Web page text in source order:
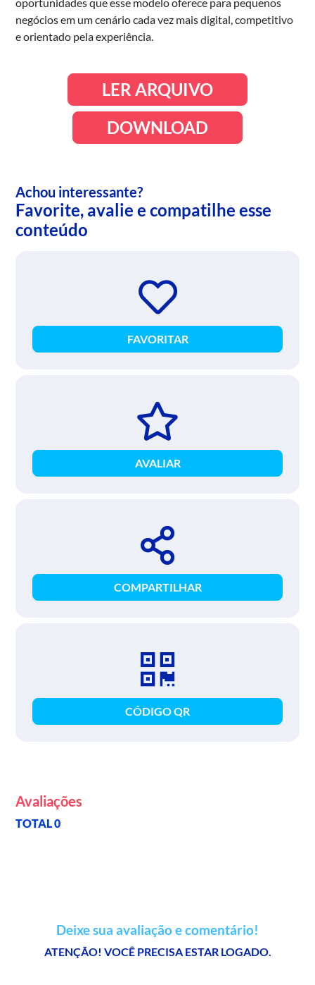
negócios em um cenário cada vez mais digital, competitivo
e orientado pela experiência.
LER ARQUIVO
DOWNLOAD
Achou interessante?
Favorite, avalie e compatilhe esse
conteúdo
FAVORITAR
AVALIAR
COMPARTILHAR
CÓDIGO QR
Avaliações
TOTAL 0
Deixe sua avaliação e comentário!
ATENÇÃO! VOCÊ PRECISA ESTAR LOGADO.